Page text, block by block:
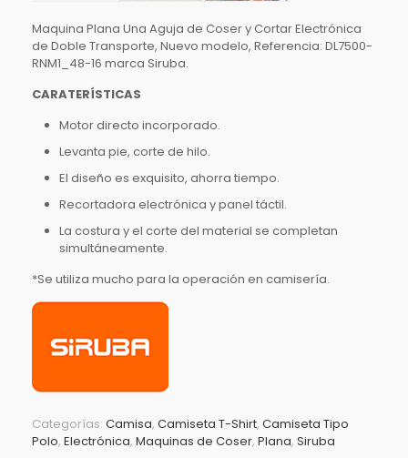
Maquina Plana Una Aguja de Coser y Cortar Electrónica
de Doble Transporte, Nuevo modelo, Referencia: DL7500-
RNM1_48-16 marca Siruba.
CARATERÍSTICAS
Motor directo incorporado.
Levanta pie, corte de hilo.
El diseño es exquisito, ahorra tiempo.
Recortadora electrónica y panel táctil.
La costura y el corte del material se completan
simultáneamente.
*Se utiliza mucho para la operación en camisería.
Categorías: Camisa, Camiseta T-Shirt, Camiseta Tipo
Polo, Electrónica, Maquinas de Coser, Plana, Siruba